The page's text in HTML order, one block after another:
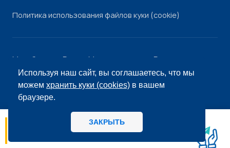
Используя наш сайт, вы соглашаетесь, что мы
можемхранить куки (cookies) в вашем
браузере.
ЗАКРЫТЬ
Политика использования файлов куки (cookie)
Минобрнауки России Минпросвещения России
РоскомнадзорРособрнадзор
© «МИРБИС», 2026
МИРБИС - Школа бизнеса А вы как